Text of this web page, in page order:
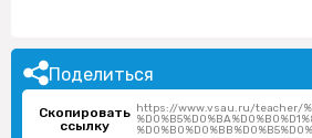
Поделиться
Скопировать
ссылку
https://www.vsau.ru/teacher/